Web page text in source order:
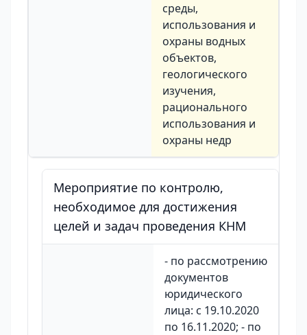
среды,
использования и
охраны водных
объектов,
геологического
изучения,
рационального
использования и
охраны недр
Мероприятие по контролю,
необходимое для достижения
целей и задач проведения КНМ
- по рассмотрению
документов
юридического
лица: с 19.10.2020
по 16.11.2020; - по